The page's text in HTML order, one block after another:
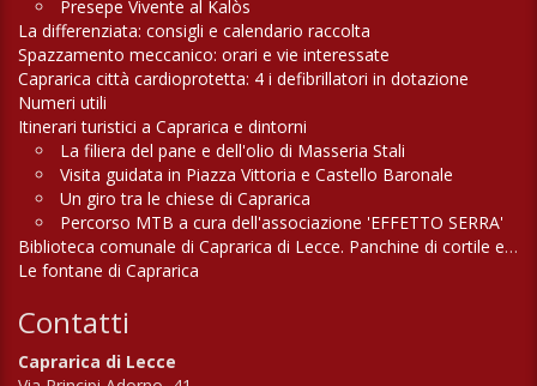
Presepe Vivente al Kalòs
La differenziata: consigli e calendario raccolta
Spazzamento meccanico: orari e vie interessate
Caprarica città cardioprotetta: 4 i defibrillatori in dotazione
Numeri utili
Itinerari turistici a Caprarica e dintorni
La filiera del pane e dell'olio di Masseria Stali
Visita guidata in Piazza Vittoria e Castello Baronale
Un giro tra le chiese di Caprarica
Percorso MTB a cura dell'associazione 'EFFETTO SERRA'
Biblioteca comunale di Caprarica di Lecce. Panchine di cortile e di campagna
Le fontane di Caprarica
Contatti
Caprarica di Lecce